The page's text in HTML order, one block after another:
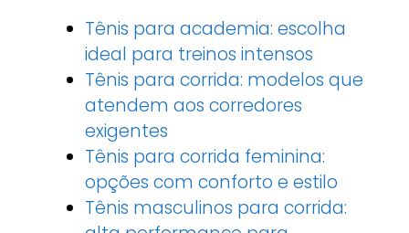
Tênis para academia: escolha
ideal para treinos intensos
Tênis para corrida: modelos que
atendem aos corredores
exigentes
Tênis para corrida feminina:
opções com conforto e estilo
Tênis masculinos para corrida: